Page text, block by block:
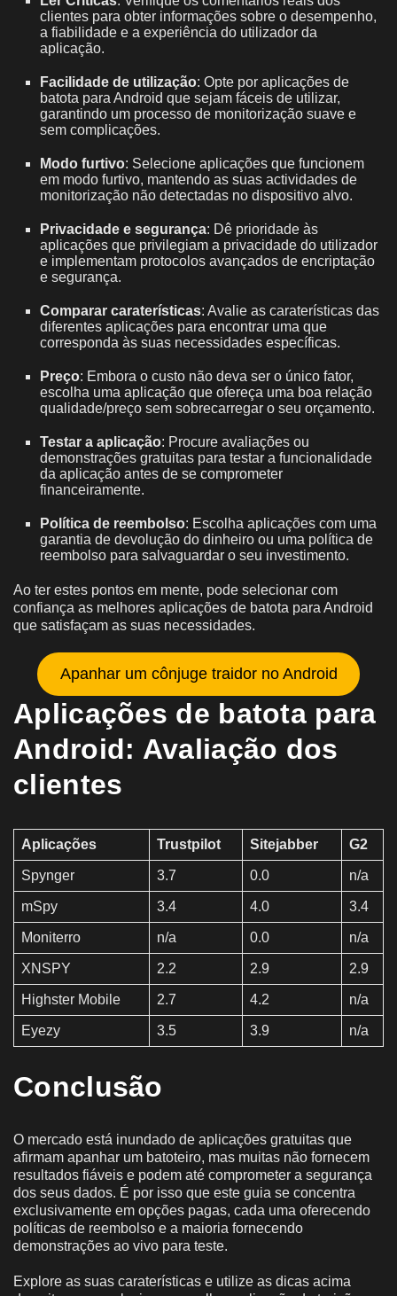
clientes para obter informações sobre o desempenho,
a fiabilidade e a experiência do utilizador da
aplicação.
Facilidade de utilização: Opte por aplicações de
batota para Android que sejam fáceis de utilizar,
garantindo um processo de monitorização suave e
sem complicações.
Modo furtivo: Selecione aplicações que funcionem
em modo furtivo, mantendo as suas actividades de
monitorização não detectadas no dispositivo alvo.
Privacidade e segurança: Dê prioridade às
aplicações que privilegiam a privacidade do utilizador
e implementam protocolos avançados de encriptação
e segurança.
Comparar caraterísticas: Avalie as caraterísticas das
diferentes aplicações para encontrar uma que
corresponda às suas necessidades específicas.
Preço: Embora o custo não deva ser o único fator,
escolha uma aplicação que ofereça uma boa relação
qualidade/preço sem sobrecarregar o seu orçamento.
Testar a aplicação: Procure avaliações ou
demonstrações gratuitas para testar a funcionalidade
da aplicação antes de se comprometer
financeiramente.
Política de reembolso: Escolha aplicações com uma
garantia de devolução do dinheiro ou uma política de
reembolso para salvaguardar o seu investimento.
Ao ter estes pontos em mente, pode selecionar com
confiança as melhores aplicações de batota para Android
que satisfaçam as suas necessidades.
Apanhar um cônjuge traidor no Android
Aplicações de batota para
Android: Avaliação dos
clientes
Aplicações Trustpilot Sitejabber G2
Spynger 3.7 0.0 n/a
mSpy 3.4 4.0 3.4
Moniterro n/a 0.0 n/a
XNSPY 2.2 2.9 2.9
Highster Mobile 2.7 4.2 n/a
Eyezy 3.5 3.9 n/a
Conclusão
O mercado está inundado de aplicações gratuitas que
afirmam apanhar um batoteiro, mas muitas não fornecem
resultados fiáveis e podem até comprometer a segurança
dos seus dados. É por isso que este guia se concentra
exclusivamente em opções pagas, cada uma oferecendo
políticas de reembolso e a maioria fornecendo
demonstrações ao vivo para teste.
Explore as suas caraterísticas e utilize as dicas acima